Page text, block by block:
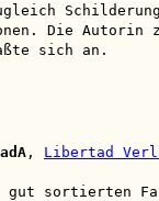
Die
sich an.
, Libertad
sortierten